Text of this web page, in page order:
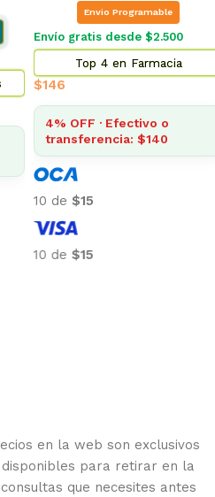
Envio Programable
Envío gratis desde $2.500
Top 4 en Farmacia
146
4% OFF · Efectivo o
transferencia: $140
10 de$15
10 de$15
en la web son exclusivos
para retirar en la
que necesites antes